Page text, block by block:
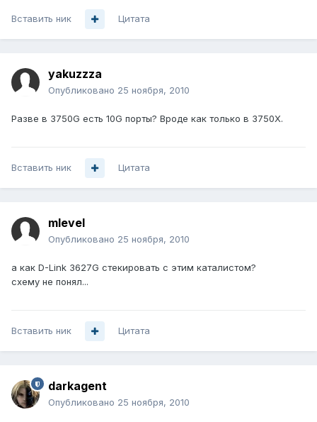
Вставить ник Цитата
yakuzzza
Опубликовано 25 ноября, 2010
Разве в 3750G есть 10G порты? Вроде как только в 3750X.
Вставить ник Цитата
mlevel
Опубликовано 25 ноября, 2010
а как D-Link 3627G стекировать с этим каталистом?
схему не понял...
Вставить ник Цитата
darkagent
Опубликовано 25 ноября, 2010